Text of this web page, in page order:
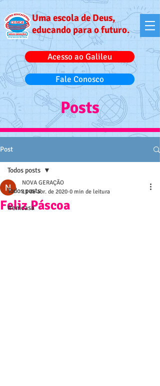
Uma escola de Deus,
educando para o futuro.
Acesso ao Galileu
Fale Conosco
Posts
Post
Todos posts
#emcasa
Todos posts
Feliz Páscoa
NOVA GERAÇÃO
11 de abr. de 2020 0 min de leitura